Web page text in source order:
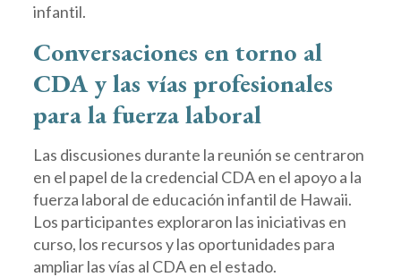
infantil.
Conversaciones en torno al
CDA y las vías profesionales
para la fuerza laboral
Las discusiones durante la reunión se centraron
en el papel de la credencial CDA en el apoyo a la
fuerza laboral de educación infantil de Hawaii.
Los participantes exploraron las iniciativas en
curso, los recursos y las oportunidades para
ampliar las vías al CDA en el estado.